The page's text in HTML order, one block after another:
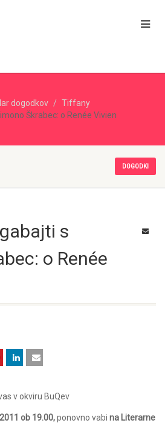
dogodkov
Tiffany
Škrabec: o Renée Vivien
DOGODKI
s
o Renée
v okviru BuQev
ob 19.00,ponovno vabi na Literarne